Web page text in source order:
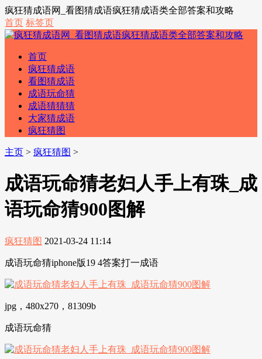
疯狂猜成语网_看图猜成语疯狂猜成语类全部答案和攻略
首页 标签页
首页
疯狂猜成语
看图猜成语
成语玩命猜
成语猜猜猜
大家猜成语
疯狂猜图
主页 > 疯狂猜图 >
成语玩命猜老妇人手上有珠_成
语玩命猜900图解
疯狂猜图 2021-03-24 11:14
成语玩命猜iphone版19 4答案打一成语
jpg，480x270，81309b
成语玩命猜